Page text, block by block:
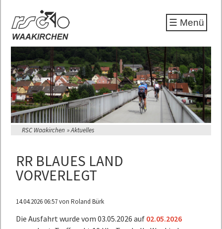
☰ Menü
RSC Waakirchen Aktuelles
RR BLAUES LAND
VORVERLEGT
14.04.2026 06:57von Roland Bürk
Die Ausfahrt wurde vom 03.05.2026 auf 02.05.2026